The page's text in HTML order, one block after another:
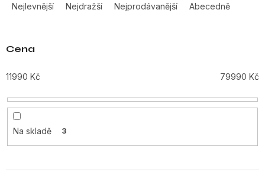
a
n
í
r
o
d
u
t
Nejlevnější Nejdražší Nejprodávanější Abecedně
Cena
11990 Kč 79990 Kč
Na skladě 3